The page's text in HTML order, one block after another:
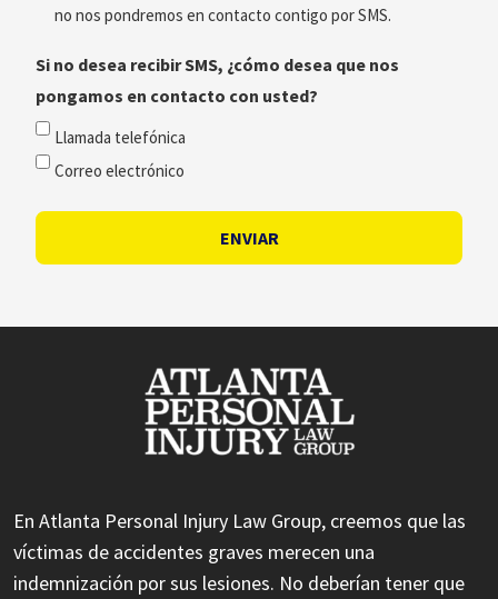
no nos pondremos en contacto contigo por SMS.
Si no desea recibir SMS, ¿cómo desea que nos
pongamos en contacto con usted?
Llamada telefónica
Correo electrónico
ENVIAR
En Atlanta Personal Injury Law Group, creemos que las
víctimas de accidentes graves merecen una
indemnización por sus lesiones. No deberían tener que